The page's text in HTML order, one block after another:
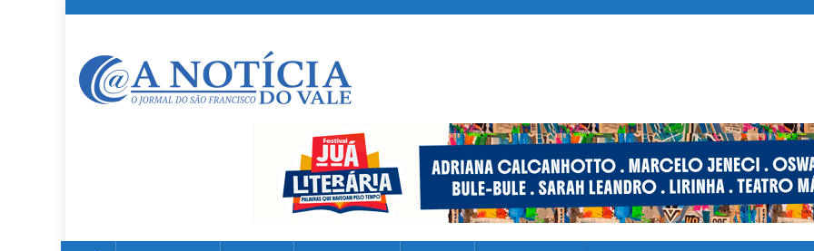
content